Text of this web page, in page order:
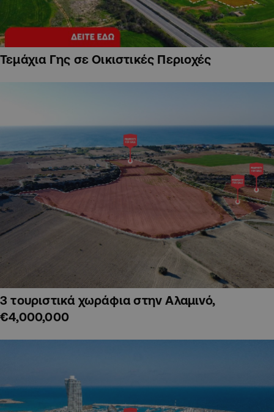
Τεμάχια Γης σε Οικιστικές Περιοχές
3 τουριστικά χωράφια στην Αλαμινό,
€4,000,000